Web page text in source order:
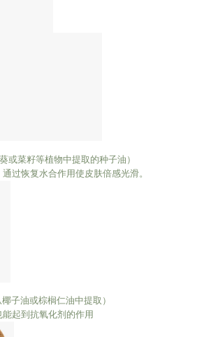
或菜籽等植物中提取的种子油）
过恢复水合作用使皮肤倍感光滑。
子油或棕榈仁油中提取）
起到抗氧化剂的作用